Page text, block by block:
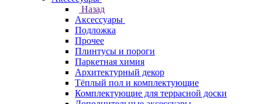
Назад
Аксессуары
Подложка
Прочее
Плинтусы и пороги
Паркетная химия
Архитектурный декор
Тёплый пол и комплектующие
Комплектующие для террасной доски